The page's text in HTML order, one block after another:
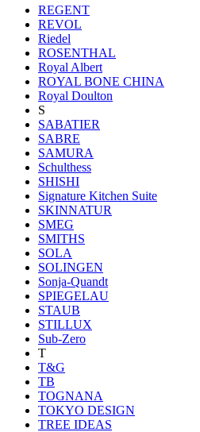
REGENT
REVOL
Riedel
ROSENTHAL
Royal Albert
ROYAL BONE CHINA
Royal Doulton
S
SABATIER
SABRE
SAMURA
Schulthess
SHISHI
Signature Kitchen Suite
SKINNATUR
SMEG
SMITHS
SOLA
SOLINGEN
Sonja-Quandt
SPIEGELAU
STAUB
STILLUX
Sub-Zero
T
T&G
TB
TOGNANA
TOKYO DESIGN
TREE IDEAS